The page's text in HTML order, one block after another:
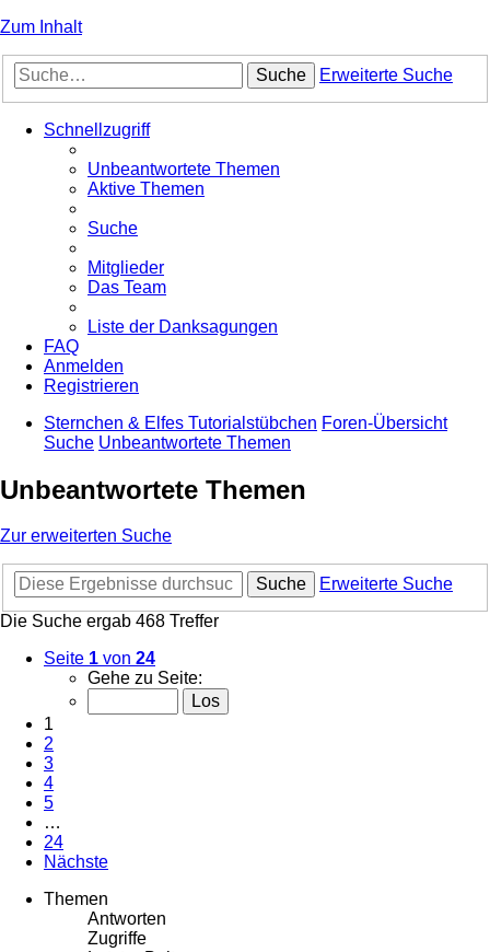
Zum Inhalt
Suche Erweiterte Suche
Schnellzugriff
Unbeantwortete Themen
Aktive Themen
Suche
Mitglieder
Das Team
Liste der Danksagungen
FAQ
Anmelden
Registrieren
Sternchen & Elfes Tutorialstübchen Foren-Übersicht
Suche Unbeantwortete Themen
Unbeantwortete Themen
Zur erweiterten Suche
Suche
Erweiterte Suche
Die Suche ergab 468 Treffer
Seite 1 von 24
Gehe zu Seite:
1
2
3
4
5
…
24
Nächste
Themen
Antworten
Zugriffe